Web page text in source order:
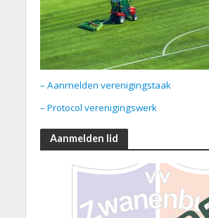
– Aanmelden verenigingstaak
– Protocol verenigingswerk
Aanmelden lid